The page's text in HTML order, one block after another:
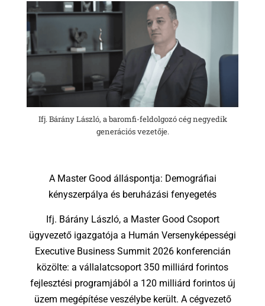
Ifj. Bárány László, a baromfi-feldolgozó cég negyedik
generációs vezetője.
A Master Good álláspontja: Demográfiai
kényszerpálya és beruházási fenyegetés
Ifj. Bárány László,a Master Good Csoport
ügyvezető igazgatója a Humán Versenyképességi
Executive Business Summit 2026 konferencián
közölte: a vállalatcsoport 350 milliárd forintos
fejlesztési programjából a 120 milliárd forintos új
üzem megépítése veszélybe került. A cégvezető